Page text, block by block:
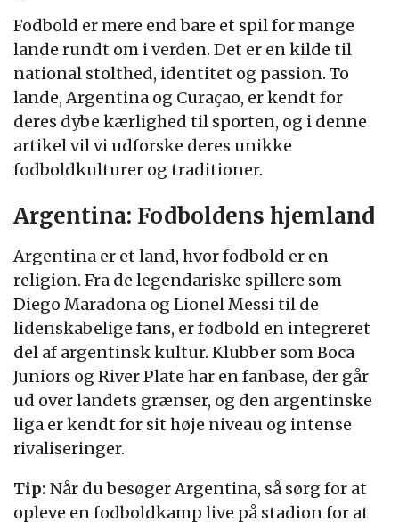
Fodbold er mere end bare et spil for mange
lande rundt om i verden. Det er en kilde til
national stolthed, identitet og passion. To
lande, Argentina og Curaçao, er kendt for
deres dybe kærlighed til sporten, og i denne
artikel vil vi udforske deres unikke
fodboldkulturer og traditioner.
Argentina: Fodboldens hjemland
Argentina er et land, hvor fodbold er en
religion. Fra de legendariske spillere som
Diego Maradona og Lionel Messi til de
lidenskabelige fans, er fodbold en integreret
del af argentinsk kultur. Klubber som Boca
Juniors og River Plate har en fanbase, der går
ud over landets grænser, og den argentinske
liga er kendt for sit høje niveau og intense
rivaliseringer.
Tip: Når du besøger Argentina, så sørg for at
opleve en fodboldkamp live på stadion for at